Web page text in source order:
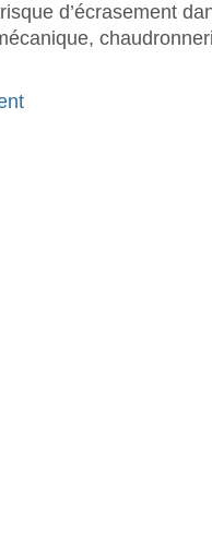
d’écrasement